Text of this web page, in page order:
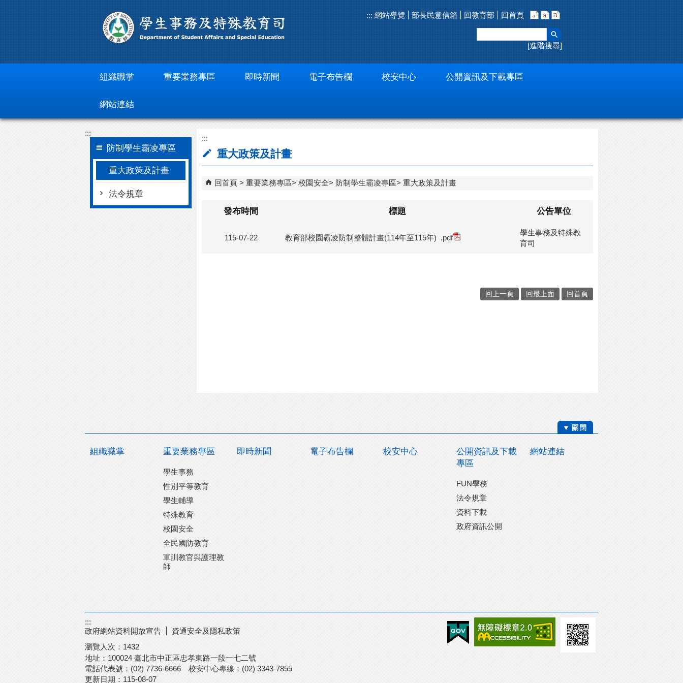
::: 網站導覽 部長民意信箱 回教育部 回首頁
進階搜尋
組織職掌 重要業務專區 即時新聞 電子布告欄 校安中心 公開資訊及下載專區
網站連結
:::
防制學生霸凌專區
重大政策及計畫
法令規章
:::
重大政策及計畫
回首頁 重要業務專區 校園安全 防制學生霸凌專區 重大政策及計畫
發布時間 標題 公告單位
115-07-22 教育部校園霸凌防制整體計畫(114年至115年) .pdf
學生事務及特殊教
育司
回上一頁 回最上面 回首頁
組織職掌 重要業務專區
學生事務
性別平等教育
學生輔導
特殊教育
校園安全
全民國防教育
軍訓教官與護理教
師
即時新聞 電子布告欄 校安中心
公開資訊及下載
專區
FUN學務
法令規章
資料下載
政府資訊公開
網站連結
:::
政府網站資料開放宣告
資通安全及隱私政策
瀏覽人次： 1432
地址：100024 臺北市中正區忠孝東路一段一七二號
電話代表號：(02) 7736-6666 校安中心專線：(02) 3343-7855
更新日期： 115-08-07